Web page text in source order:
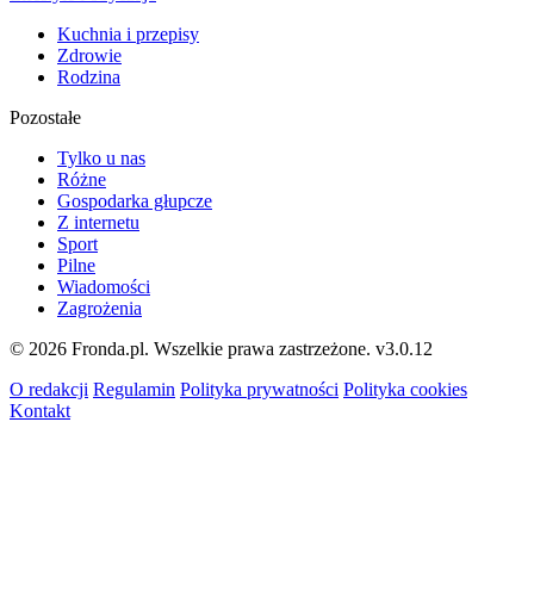
Kuchnia i przepisy
Zdrowie
Rodzina
Pozostałe
Tylko u nas
Różne
Gospodarka głupcze
Z internetu
Sport
Pilne
Wiadomości
Zagrożenia
© 2026 Fronda.pl. Wszelkie prawa zastrzeżone. v3.0.12
O redakcji Regulamin Polityka prywatności Polityka cookies
Kontakt